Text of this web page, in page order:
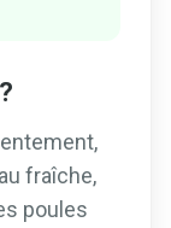
fraîche,
poules